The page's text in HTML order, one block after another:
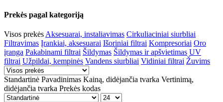
Prekės pagal kategoriją
Visos prekėsAksesuarai, instaliavimas Cirkuliaciniai siurbliai
Filtravimas Įrankiai, aksesuarai Išoriniai filtrai Kompresoriai Oro
įranga Pakabinami filtrai Šildymas Šildymas ir apšvietimas UV
filtrai Užpildai, kempinės Vandens siurbliai Vidiniai filtrai Žuvims
Standartinė Pavadinimas Kainą, didėjančia tvarka Vertinimą,
didėjančia tvarka Prekės kodas